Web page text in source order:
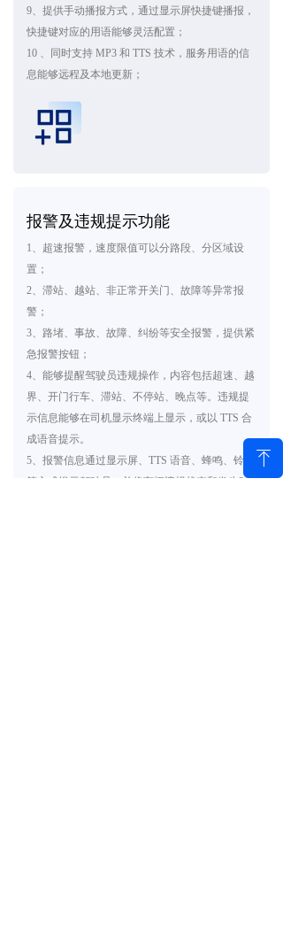
9、提供手动播报方式，通过显示屏快捷键播报，
快捷键对应的用语能够灵活配置；
10 、同时支持 MP3 和 TTS 技术，服务用语的信
息能够远程及本地更新；
报警及违规提示功能
1、超速报警，速度限值可以分路段、分区域设
置；
2、滞站、越站、非正常开关门、故障等异常报
警；
3、路堵、事故、故障、纠纷等安全报警，提供紧
急报警按钮；
4、能够提醒驾驶员违规操作，内容包括超速、越
界、开门行车、滞站、不停站、晚点等。违规提
示信息能够在司机显示终端上显示，或以 TTS 合
成语音提示。
5、报警信息通过显示屏、TTS 语音、蜂鸣、铃声
等方式提示驾驶员，并将车辆违规状态和发生时
ꁸ